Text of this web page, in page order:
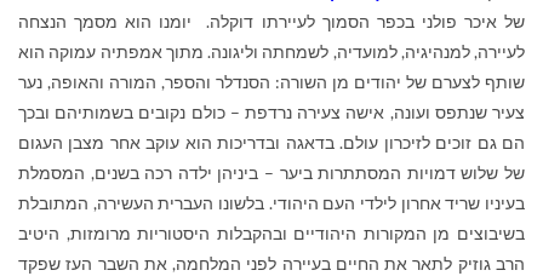
של איכר פולני בכפר הסמוך לעיירתו דוקלה. יומנו הוא מסמך הנצחה
לעיירה, למנהיגיה, למועדיה, לשמחתה וליגונה. מתוך אמפתיה עמוקה הוא
שותף לצערם של יהודים מן השורה: הסנדלר והספר, המורה והאופה, נער
צעיר שנתפס ועונה, אישה צעירה נרדפת – כולם נקובים בשמותיהם ובכך
הם גם זוכים לזיכרון עולם. בדאגה ובדריכות הוא עוקב אחר מצבן העגום
של שלוש דמויות המסתתרות ביער – ביניהן ילדה רכה בשנים, המסמלת
בעיניו שריד אחרון לילדי העם היהודי. בלשונו העברית העשירה, המתובלת
בשיבוצים מן המקורות היהודיים ובהקבלות היסטוריות מרומזות, היטיב
הרב גוזיק לתאר את החיים בעיירה לפני המלחמה, את השבר העז שפקד